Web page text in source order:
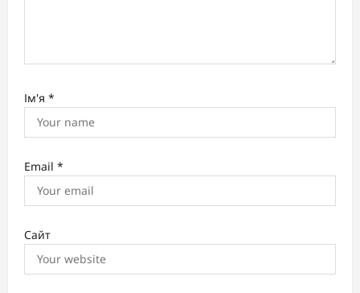
Ім'я *
Email *
Сайт